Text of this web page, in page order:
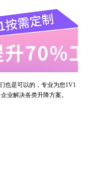
也是可以的，专业为您1V1
业解决各类升降方案。